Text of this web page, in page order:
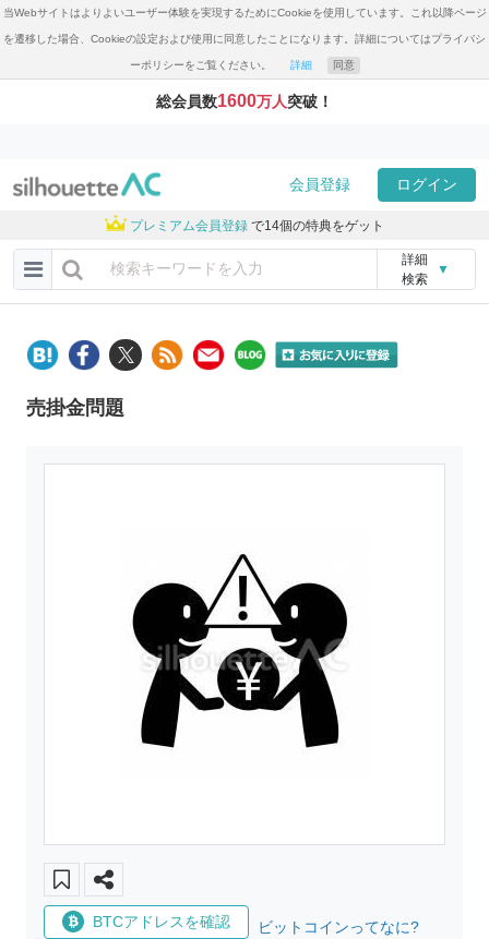
当Webサイトはよりよいユーザー体験を実現するためにCookieを使用しています。これ以降ページ
を遷移した場合、Cookieの設定および使用に同意したことになります。詳細についてはプライバシ
ーポリシーをご覧ください。 詳細 同意
総会員数1600万人突破！
会員登録 ログイン
プレミアム会員登録 で14個の特典をゲット
詳細
検索
▼
売掛金問題
BTCアドレスを確認 ビットコインってなに?